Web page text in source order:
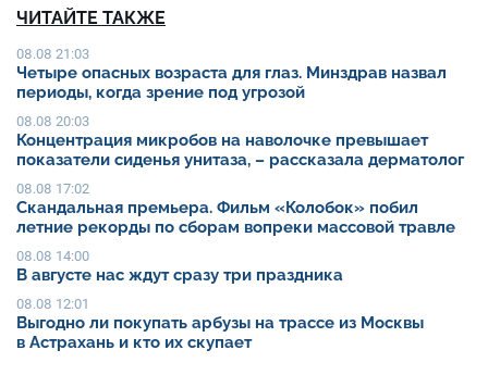
ЧИТАЙТЕ ТАКЖЕ
08.08 21:03
Четыре опасных возраста для глаз. Минздрав назвал
периоды, когда зрение под угрозой
08.08 20:03
Концентрация микробов на наволочке превышает
показатели сиденья унитаза, – рассказала дерматолог
08.08 17:02
Скандальная премьера. Фильм «Колобок» побил
летние рекорды по сборам вопреки массовой травле
08.08 14:00
В августе нас ждут сразу три праздника
08.08 12:01
Выгодно ли покупать арбузы на трассе из Москвы
в Астрахань и кто их скупает